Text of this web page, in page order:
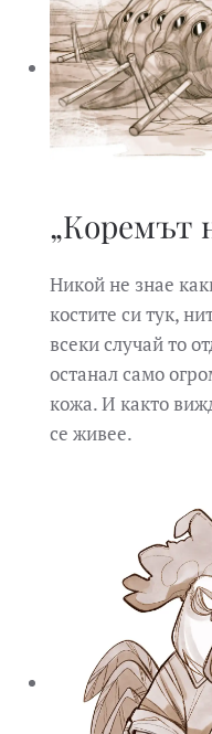
„Коремът
Никой не знае
костите си тук,
всеки случай то
останал само
кожа. И както
се живее.